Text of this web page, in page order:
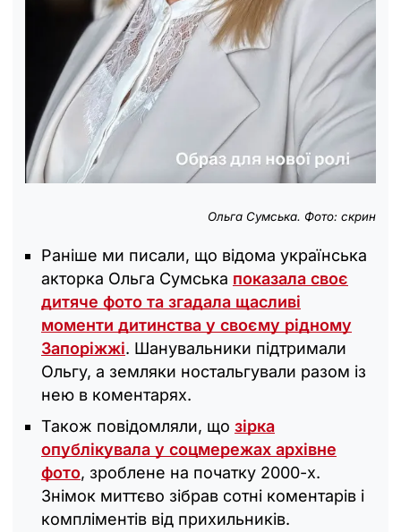
Ольга Сумська. Фото: скрин
Раніше ми писали, що відома українська
акторка Ольга Сумська показала своє
дитяче фото та згадала щасливі
моменти дитинства у своєму рідному
Запоріжжі. Шанувальники підтримали
Ольгу, а земляки ностальгували разом із
нею в коментарях.
Також повідомляли, що зірка
опублікувала у соцмережах архівне
фото, зроблене на початку 2000-х.
Знімок миттєво зібрав сотні коментарів і
компліментів від прихильників.